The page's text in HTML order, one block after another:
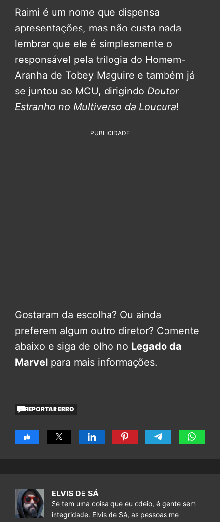
Raimi é um nome que dispensa
apresentações, mas não custa nada
lembrar que ele é simplesmente o
responsável pela trilogia do Homem-
Aranha de Tobey Maguire e também já
se juntou ao MCU, dirigindo Doutor
Estranho no Multiverso da Loucura!
PUBLICIDADE
Gostaram da escolha? Ou ainda
preferem algum outro diretor? Comente
abaixo e siga de olho no Legado da
Marvel para mais informações.
REPORTAR ERRO
ELVIS DE SÁ
Se tem uma coisa que eu odeio, é gente sem
integridade. Elvis de Sá, as pessoas me